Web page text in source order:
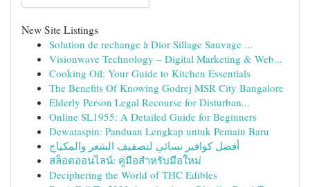
New Site Listings
Solution de rechange à Dior Sillage Sauvage ...
Visionwave Technology – Digital Marketing & Web...
Cooking Oil: Your Guide to Kitchen Essentials
The Benefits Of Knowing Godrej MSR City Bangalore
Elderly Person Legal Recourse for Disturban...
Online SL1955: A Detailed Guide for Beginners
Dewataspin: Panduan Lengkap untuk Pemain Baru
أفضل كوافير نسائي لتصفيف الشعر والمكياج
สล็อตออนไลน์: คู่มือสำหรับมือใหม่
Deciphering the World of THC Edibles